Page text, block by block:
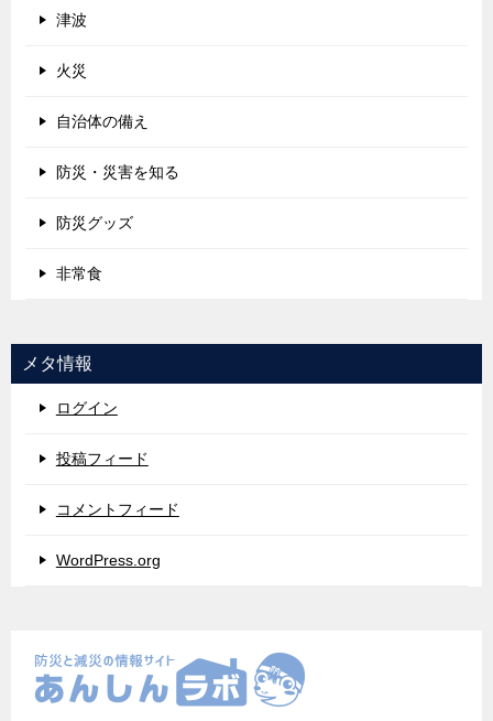
津波
火災
自治体の備え
防災・災害を知る
防災グッズ
非常食
メタ情報
ログイン
投稿フィード
コメントフィード
WordPress.org